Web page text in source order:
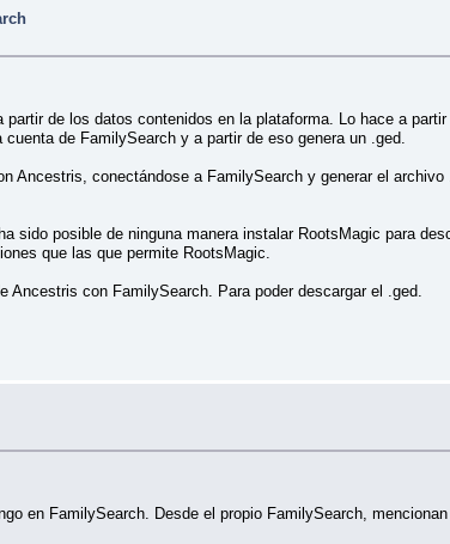
de los datos contenidos en la plataforma. Lo hace a
de FamilySearch y a partir de eso genera un .ged.
Ancestris, conectándose a FamilySearch y generar el archivo
sido posible de ninguna manera instalar RootsMagic para
que las que permite RootsMagic.
Ancestris con FamilySearch. Para poder descargar el .ged.
en FamilySearch. Desde el propio FamilySearch,